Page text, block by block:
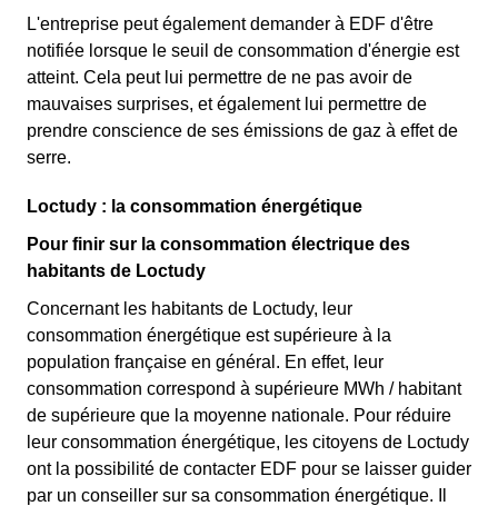
L'entreprise peut également demander à EDF d'être
notifiée lorsque le seuil de consommation d'énergie est
atteint. Cela peut lui permettre de ne pas avoir de
mauvaises surprises, et également lui permettre de
prendre conscience de ses émissions de gaz à effet de
serre.
Loctudy : la consommation énergétique
Pour finir sur la consommation électrique des
habitants de Loctudy
Concernant les habitants de Loctudy, leur
consommation énergétique est supérieure à la
population française en général. En effet, leur
consommation correspond à supérieure MWh / habitant
de supérieure que la moyenne nationale. Pour réduire
leur consommation énergétique, les citoyens de Loctudy
ont la possibilité de contacter EDF pour se laisser guider
par un conseiller sur sa consommation énergétique. Il